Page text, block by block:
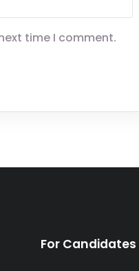
time I comment.
For Candidates